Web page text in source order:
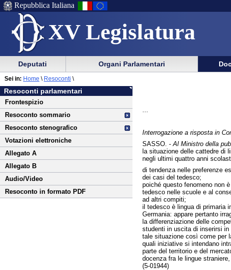
XV Legislatura
Menu
di
ausilio
alla
navigazione
Menu
di
navigazione
principale
Repubblica Italiana
Menu
di
navigazione
principale
menu
di
sezione
Deputati Organi Parlamentari
Vai
al
contenuto
Resoconti parlamentari
Frontespizio
Resoconto sommario
Resoconto stenografico
Votazioni elettroniche
Allegato A
Allegato B
Audio/Video
Resoconto in formato PDF
Sei in: Home \ Resoconti \
Interrogazione a risposta in
SASSO. - Al Ministro della
la situazione delle cattedre di
negli ultimi quattro anni
di tendenza nelle preferenze
dei casi del tedesco;
poiché questo fenomeno non
tedesco nelle scuole e al
ad altri compiti;
il tedesco è lingua di primaria
Germania: appare pertanto
la differenziazione delle
studenti in uscita di inserirsi
tale situazione così come per
quali iniziative si intendano
parte del territorio e del
docenza fra le lingue
(5-01944)